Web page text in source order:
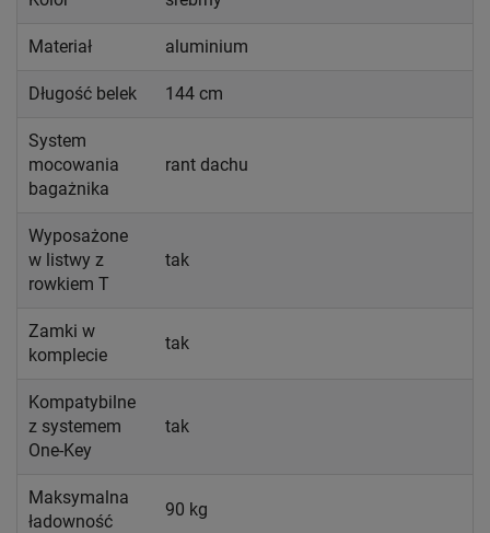
Materiał aluminium
Długość belek 144 cm
System
mocowania
bagażnika
rant dachu
Wyposażone
w listwy z
rowkiem T
tak
Zamki w
komplecie
tak
Kompatybilne
z systemem
One-Key
tak
Maksymalna
ładowność
90 kg